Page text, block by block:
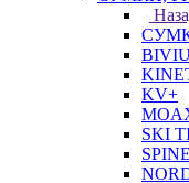
KV+
SKI
SPINE